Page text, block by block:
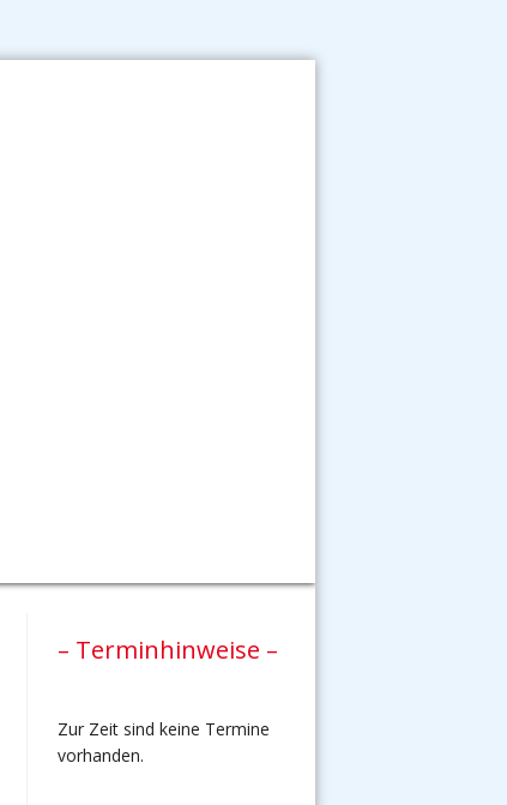
– Terminhinweise –
Zur Zeit sind keine Termine
vorhanden.